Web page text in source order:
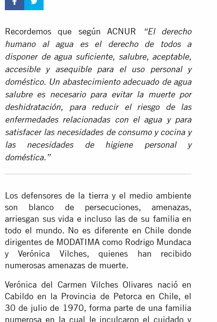
Recordemos que según ACNUR
“El derecho
humano al agua es el derecho de todos a
disponer de agua suficiente, salubre, aceptable,
accesible y asequible para el uso personal y
doméstico. Un abastecimiento adecuado de agua
salubre es necesario para evitar la muerte por
deshidratación, para reducir el riesgo de las
enfermedades relacionadas con el agua y para
satisfacer las necesidades de consumo y cocina y
las necesidades de higiene personal y
doméstica.”
Los defensores de la tierra y el medio ambiente
son blanco de persecuciones, amenazas,
arriesgan sus vida e incluso las de su familia en
todo el mundo. No es diferente en Chile donde
dirigentes de MODATIMA como Rodrigo Mundaca
y Verónica Vilches, quienes han recibido
numerosas amenazas de muerte.
Verónica del Carmen Vilches Olivares nació en
Cabildo en la Provincia de Petorca en Chile, el
30 de julio de 1970, forma parte de una familia
numerosa en la cual le inculcaron el cuidado y